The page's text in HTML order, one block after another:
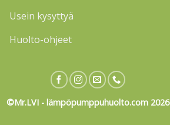
Usein kysyttyä
Huolto-ohjeet
©Mr.LVI - lämpöpumppuhuolto.com 2026